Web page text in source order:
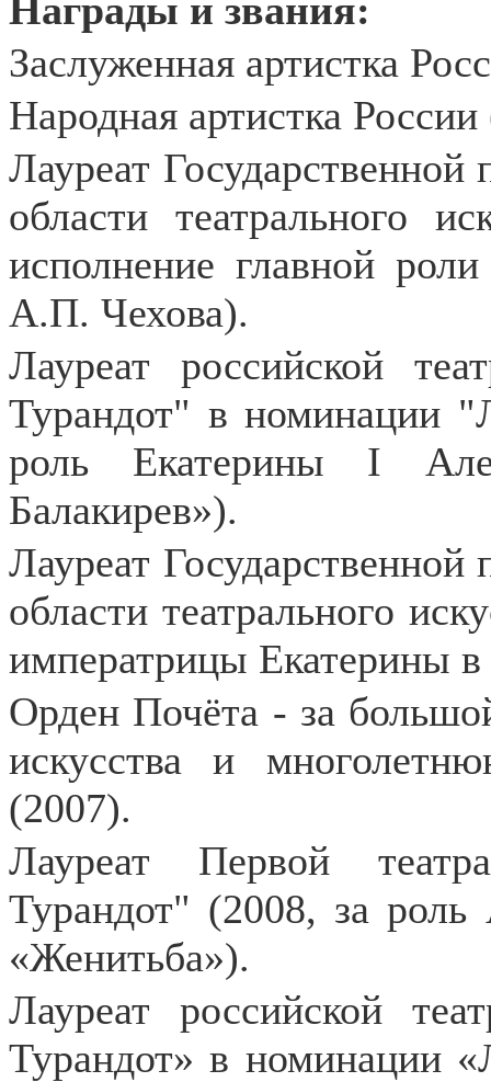
Награды и звания:
Заслуженная артистка
Народная артистка
Лауреат
области театрального
исполнение главной
А.П. Чехова).
Лауреат российской
Турандот" в номинации
роль Екатерины I
Балакирев»).
Лауреат
области театрального
императрицы Екатерины
Орден Почёта - за
искусства и
(2007).
Лауреат Первой
Турандот" (2008, за
«Женитьба»).
Лауреат российской
Турандот» в номинации